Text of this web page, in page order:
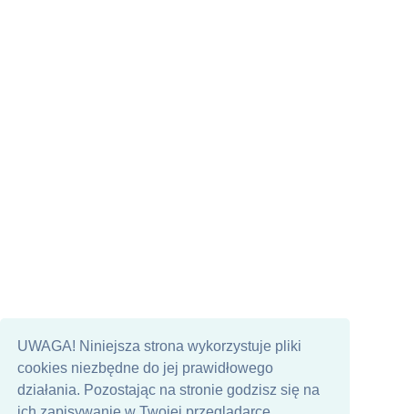
UWAGA! Niniejsza strona wykorzystuje pliki
cookies niezbędne do jej prawidłowego
działania. Pozostając na stronie godzisz się na